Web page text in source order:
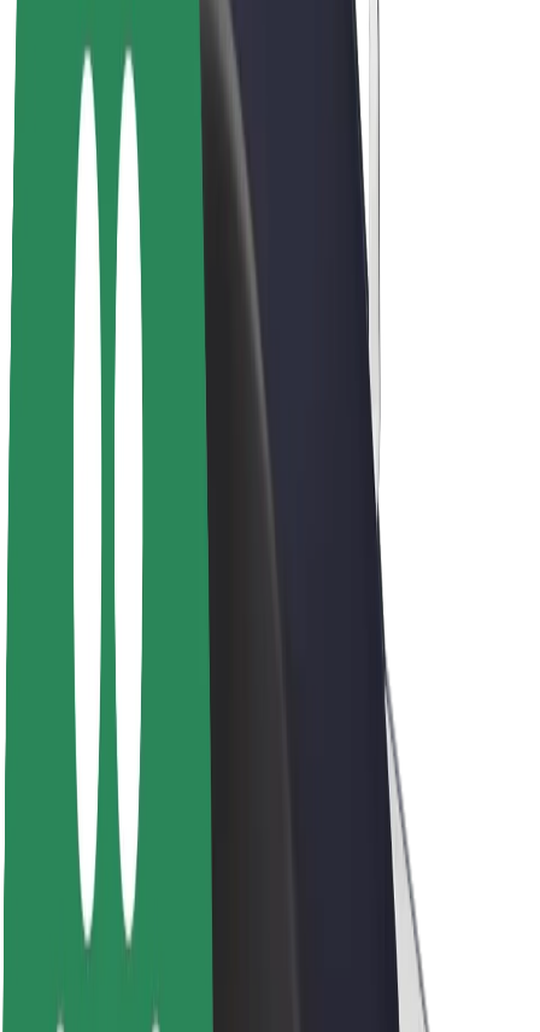
Vydělávejte s Boltem
Řidiči
Výdělky řidiče
Kurýři
Výdělky kurýra
Partneři Bolt Food
Flotily
Franšízy
Blog
Tiskové centrum
Pokyny ke značce
Naše poslání
Vztahy s investory
Vedení
Značka
Média